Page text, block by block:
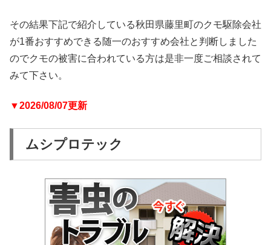
その結果下記で紹介している秋田県藤里町のクモ駆除会社
が1番おすすめできる随一のおすすめ会社と判断しました
のでクモの被害に合われている方は是非一度ご相談されて
みて下さい。
▼2026/08/07更新
ムシプロテック